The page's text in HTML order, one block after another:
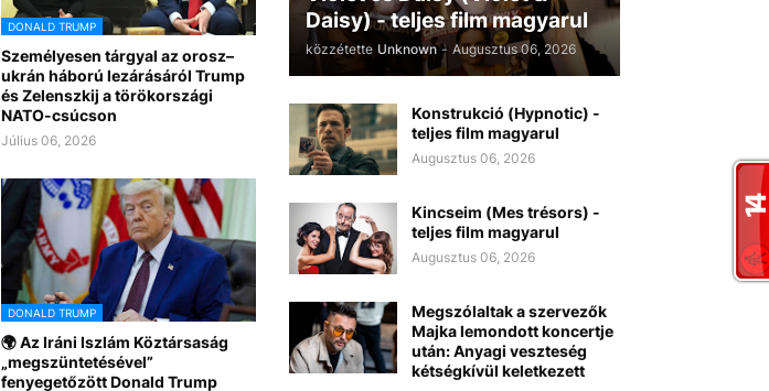
DONALD TRUMP
Személyesen tárgyal az orosz–
ukrán háború lezárásáról Trump
és Zelenszkij a törökországi
NATO-csúcson
Július 06, 2026
DONALD TRUMP
🌍 Az Iráni Iszlám Köztársaság
„megszüntetésével”
fenyegetőzött Donald Trump
Daisy) - teljes film magyarul
közzétette Unknown - Augusztus 06, 2026
Konstrukció (Hypnotic) -
teljes film magyarul
Augusztus 06, 2026
Kincseim (Mes trésors) -
teljes film magyarul
Augusztus 06, 2026
Megszólaltak a szervezők
Majka lemondott koncertje
után: Anyagi veszteség
kétségkívül keletkezett